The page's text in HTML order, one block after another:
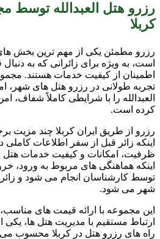
رزرو هتل العبدالله توسط
کربلا
رزرو مطمئن یکی از مهم ترین بخش
است، به ویژه برای زائرانی که به
اطمینان از کیفیت خدمات هستند.
تجربه طولانی در رزرو هتل های شهر،
العبدالله را با شرایطی کاملاً شفاف،
کرده است.
رزرو از طریق ایران کربلا چند مزیت
اینکه زائر قبل از سفر اطلاعات کاملی
ظرفیت، امکانات و کیفیت خدمات هتل
اینکه هماهنگی های مربوط به ورود،
توسط کارشناسان انجام می شود و زائر
شهر می شود.
این مجموعه با ارائه قیمت های
ارتباط مستقیم با مدیریت هتل ها، یکی
راه های رزرو هتل در کربلا محسوب